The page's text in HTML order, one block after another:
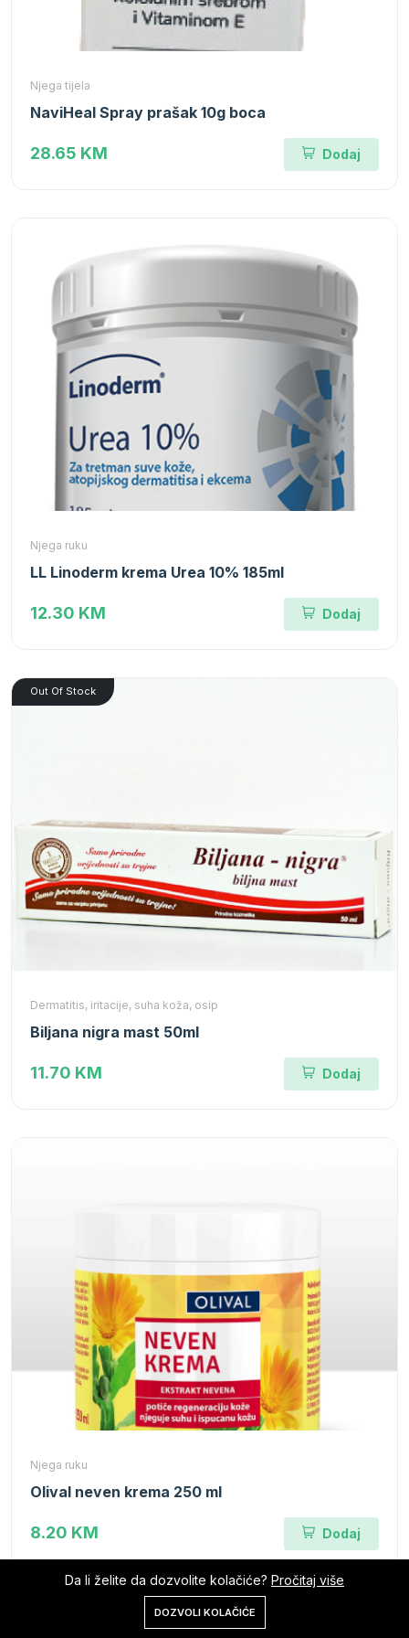
Njega tijela
NaviHeal Spray prašak 10g boca
28.65 KM Dodaj
Njega ruku
LL Linoderm krema Urea 10% 185ml
12.30 KM Dodaj
Out Of Stock
Dermatitis, iritacije, suha koža, osip
Biljana nigra mast 50ml
11.70 KM Dodaj
Njega ruku
Olival neven krema 250 ml
8.20 KM Dodaj
Korpa
Da li želite da dozvolite kolačiće? Pročitaj više
DOZVOLI KOLAČIĆE